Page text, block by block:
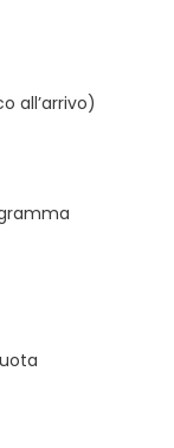
all’arrivo)